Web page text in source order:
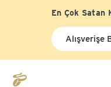
En Çok Satan
Alışverişe